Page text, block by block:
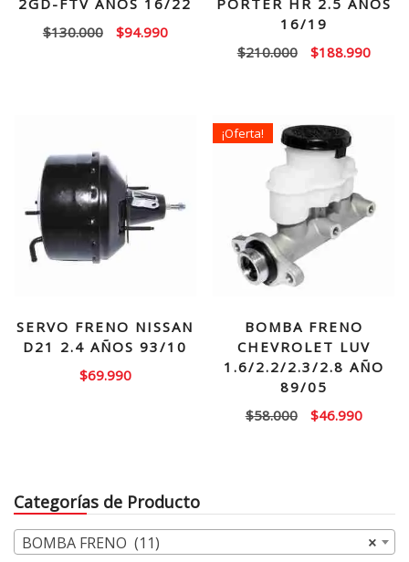
2GD-FTV AÑOS 16/22
$130.000
El
$94.990El
$94.990.
PORTER HR 2.5 AÑOS
16/19
$210.000
El
$210.000.
$188.990El
SERVO FRENO NISSAN
D21 2.4 AÑOS 93/10
$69.990
¡Oferta!
BOMBA FRENO
CHEVROLET LUV
1.6/2.2/2.3/2.8 AÑO
89/05
$58.000
El
$46.990El
Categorías de Producto
×
BOMBA FRENO (11)